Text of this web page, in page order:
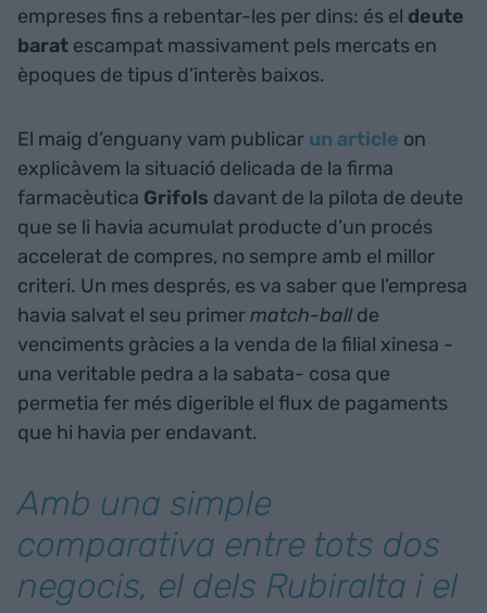
empreses fins a rebentar-les per dins: és el deute
barat escampat massivament pels mercats en
èpoques de tipus d’interès baixos.
El maig d’enguany vam publicar un article on
explicàvem la situació delicada de la firma
farmacèutica Grifols davant de la pilota de deute
que se li havia acumulat producte d’un procés
accelerat de compres, no sempre amb el millor
criteri. Un mes després, es va saber que l’empresa
havia salvat el seu primermatch-ball de
venciments gràcies a la venda de la filial xinesa -
una veritable pedra a la sabata- cosa que
permetia fer més digerible el flux de pagaments
que hi havia per endavant.
Amb una simple
comparativa entre tots dos
negocis, el dels Rubiralta i el